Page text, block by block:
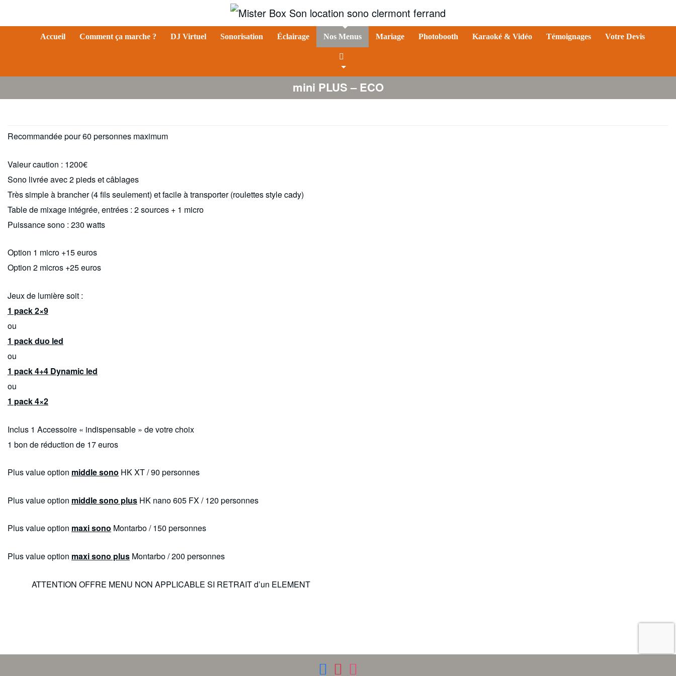
Mister BOX SON
Location sono Clermont Ferrand
Accueil Comment ça marche ? DJ Virtuel Sonorisation Éclairage Nos Menus Mariage Photobooth Karaoké & Vidéo Témoignages Votre Devis
mini PLUS – ECO
Recommandée pour 60 personnes maximum
Valeur caution : 1200€
Sono livrée avec 2 pieds et câblages
Très simple à brancher (4 fils seulement) et facile à transporter (roulettes style cady)
Table de mixage intégrée, entrées : 2 sources + 1 micro
Puissance sono : 230 watts
Option 1 micro +15 euros
Option 2 micros +25 euros
Jeux de lumière soit :
1 pack 2×9
ou
1 pack duo led
ou
1 pack 4+4 Dynamic led
ou
1 pack 4×2
Inclus 1 Accessoire « indispensable » de votre choix
1 bon de réduction de 17 euros
Plus value option middle sono HK XT / 90 personnes
Plus value option middle sono plus HK nano 605 FX / 120 personnes
Plus value option maxi sono Montarbo / 150 personnes
Plus value option maxi sono plus Montarbo / 200 personnes
ATTENTION OFFRE MENU NON APPLICABLE SI RETRAIT d’un ELEMENT